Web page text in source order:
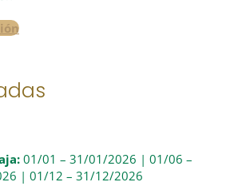
01/01 – 31/01/2026 | 01/06 –
| 01/12 – 31/12/2026